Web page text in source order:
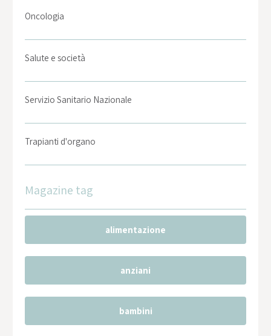
Oncologia
Salute e società
Servizio Sanitario Nazionale
Trapianti d'organo
Magazine tag
alimentazione
anziani
bambini